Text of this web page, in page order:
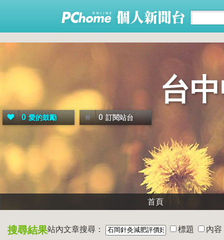
台
0 愛的鼓勵 0 訂閱站台
首頁
搜尋結果站內文章搜尋： 標題
內容